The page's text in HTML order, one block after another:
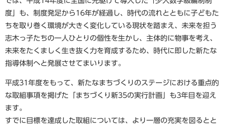
度」も、制度発足から16年が経過し、時代の流れとともに子どもた
ちを取り巻く環境が大きく変化している現状を踏まえ、未来を担う
志木っ子たちの一人ひとりの個性を生かし、主体的に物事を考え、
未来をたくましく生き抜く力を育成するため、時代に即した新たな
指導体制へと発展させてまいります。
平成31年度をもって、新たなまちづくりのステージにおける重点的
な取組事項を掲げた「まちづくり新35の実行計画」も3年目を迎え
ます。
すでに目標を達成した取組については、より一層の充実を図るとと